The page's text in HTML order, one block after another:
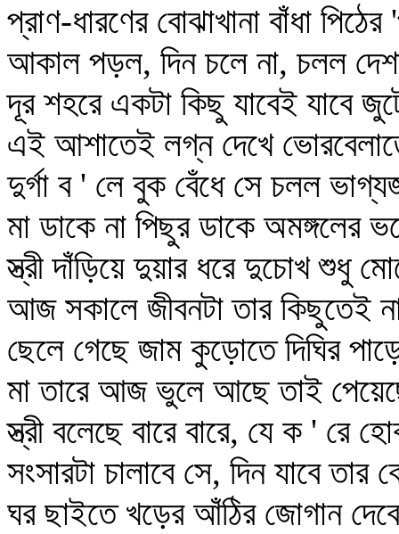
প্রাণ-ধারণের বোঝাখানা বাঁধা পিঠের
আকাল পড়ল, দিন চলে না, চলল
দূর শহরে একটা কিছু যাবেই যাবে
এই আশাতেই লগ্ন দেখে
দুর্গা ব ' লে বুক বেঁধে সে চলল
মা ডাকে না পিছুর ডাকে অমঙ্গলের
স্ত্রী দাঁড়িয়ে দুয়ার ধরে দুচোখ শুধু
আজ সকালে জীবনটা তার কিছুতেই
ছেলে গেছে জাম কুড়োতে দিঘির
মা তারে আজ ভুলে আছে তাই
স্ত্রী বলেছে বারে বারে, যে ক ' রে
সংসারটা চালাবে সে, দিন যাবে তার
ঘর ছাইতে খড়ের আঁঠির জোগান